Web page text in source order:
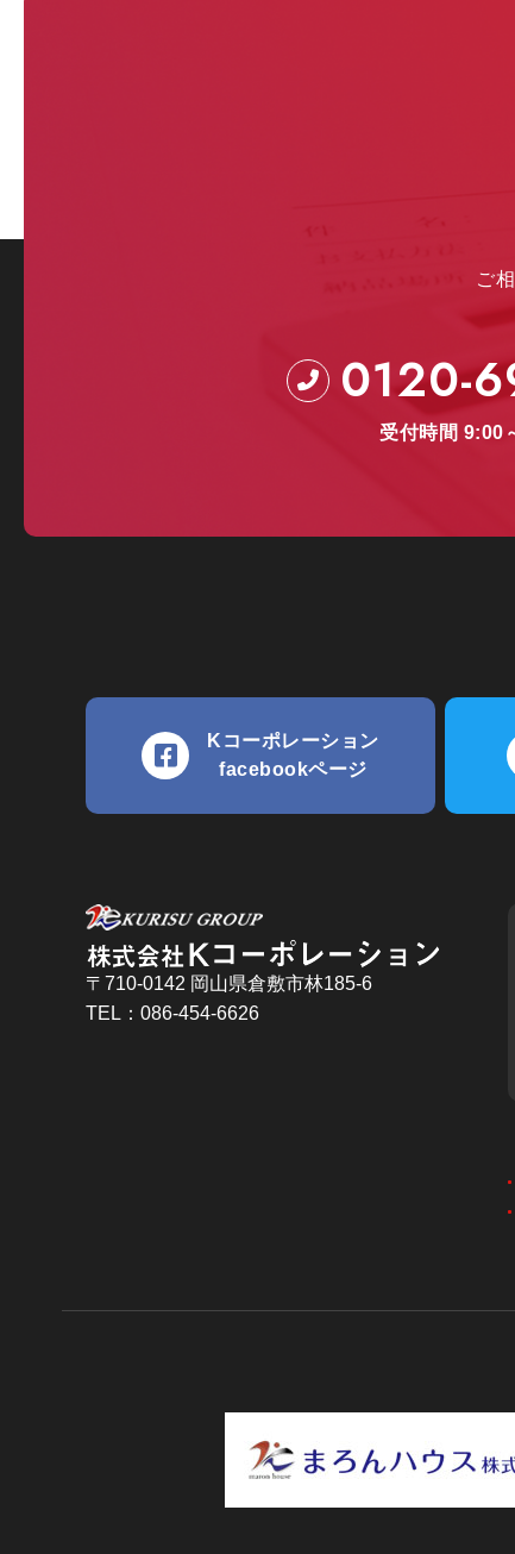
ご
0120-
受付時間 9:00
Kコーポレーション
facebookページ
〒710-0142 岡山県倉敷市林185-6
TEL：086-454-6626